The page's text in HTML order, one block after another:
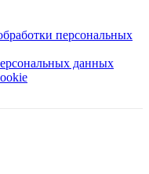
персональных
данных